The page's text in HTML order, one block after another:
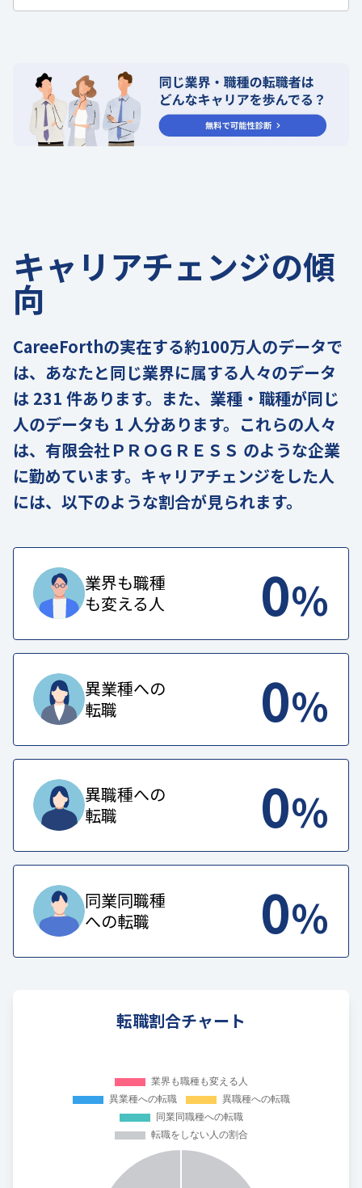
キャリアチェンジの傾
向
CareeForthの実在する約100万人のデータで
は、あなたと同じ業界に属する人々のデータ
は 231 件あります。また、業種・職種が同じ
人のデータも 1 人分あります。これらの人々
は、有限会社ＰＲＯＧＲＥＳＳ のような企業
に勤めています。キャリアチェンジをした人
には、以下のような割合が見られます。
業界も職種
も変える人
0%
異業種への
転職
0%
異職種への
転職
0%
同業同職種
への転職
0%
転職割合チャート